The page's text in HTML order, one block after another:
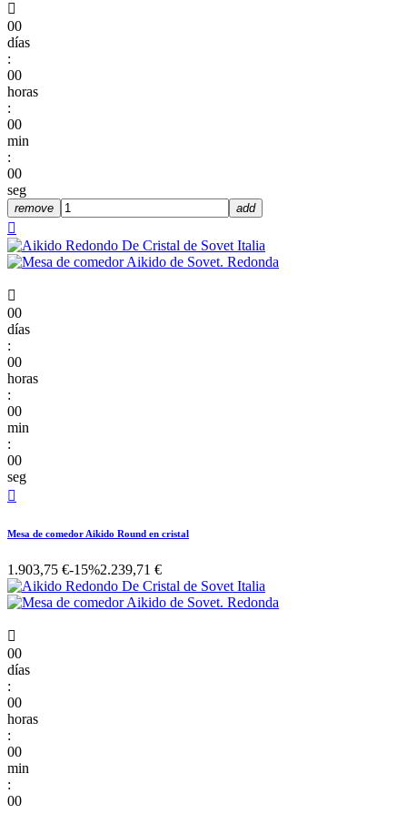

00
días
:
00
horas
:
00
min
:
00
seg
remove add


00
días
:
00
horas
:
00
min
:
00
seg

Mesa de comedor Aikido Round en cristal
1.903,75 €-15%2.239,71 €

00
días
:
00
horas
:
00
min
:
00